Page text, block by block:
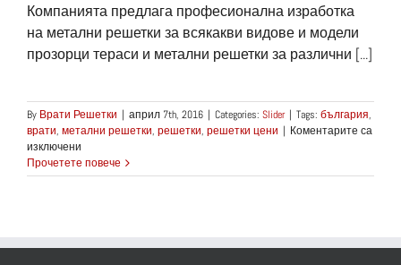
Компанията предлага професионална изработка
на метални решетки за всякакви видове и модели
прозорци тераси и метални решетки за различни [...]
By Врати Решетки | април 7th, 2016 | Categories: Slider | Tags: българия,
врати, метални решетки, решетки, решетки цени | Коментарите са
изключени
МЕТАЛНИ
РЕШЕТКИ
Прочетете повече